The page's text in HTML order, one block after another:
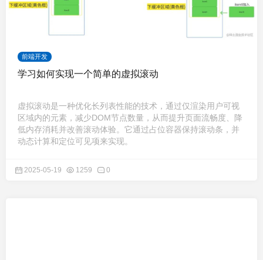
前端开发
学习如何实现一个简单的虚拟滚动
虚拟滚动是一种优化长列表性能的技术，通过仅渲染用户可视
区域内的元素，减少DOM节点数量，从而提升页面流畅度、降
低内存消耗并改善滚动体验。它通过占位容器保持滚动条，并
动态计算和定位可见项来实现。
2025-05-19 1259 0